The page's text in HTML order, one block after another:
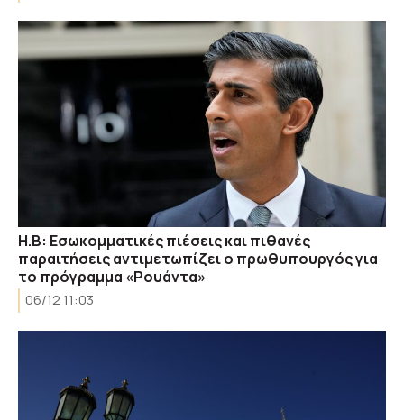
Η.Β: Εσωκομματικές πιέσεις και πιθανές
παραιτήσεις αντιμετωπίζει ο πρωθυπουργός για
το πρόγραμμα «Ρουάντα»
06/12 11:03